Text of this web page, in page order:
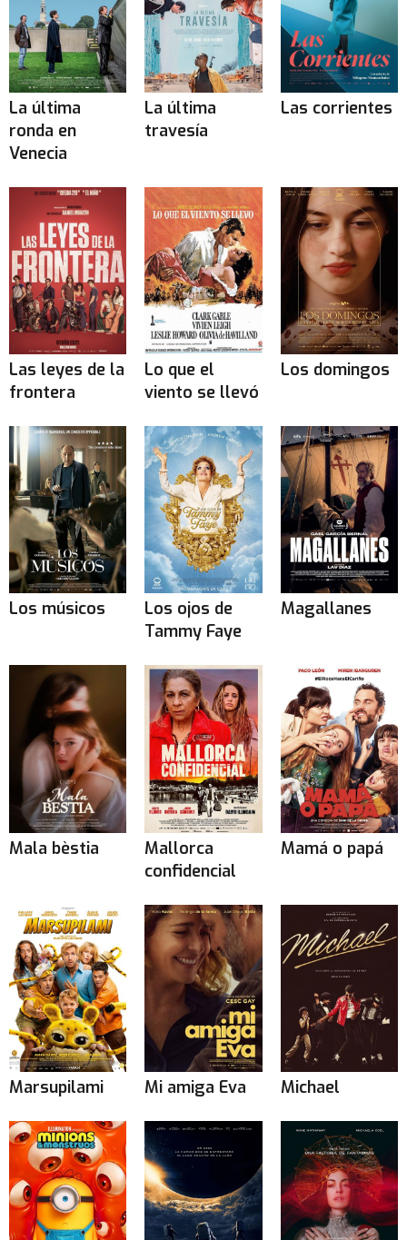
La última
ronda en
Venecia
La última
travesía
Las corrientes
Las leyes de la
frontera
Lo que el
viento se llevó
Los domingos
Los músicos
Los ojos de
Tammy Faye
Magallanes
Mala bèstia
Mallorca
confidencial
Mamá o papá
Marsupilami Mi amiga Eva Michael